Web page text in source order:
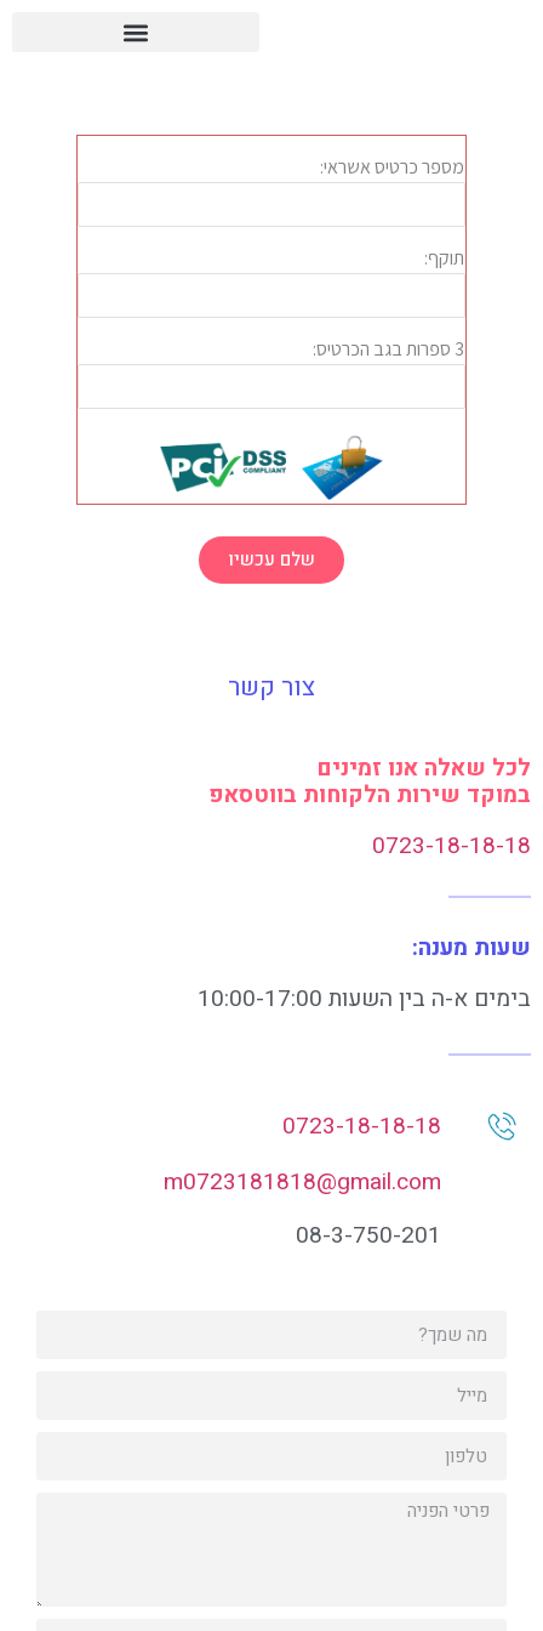
שלם עכשיו
צור קשר
לכל שאלה אנו זמינים
במוקד שירות הלקוחות בווטסאפ
0723-18-18-18
שעות מענה:
בימים א-ה בין השעות 10:00-17:00
0723-18-18-18
m0723181818@gmail.com
08-3-750-201